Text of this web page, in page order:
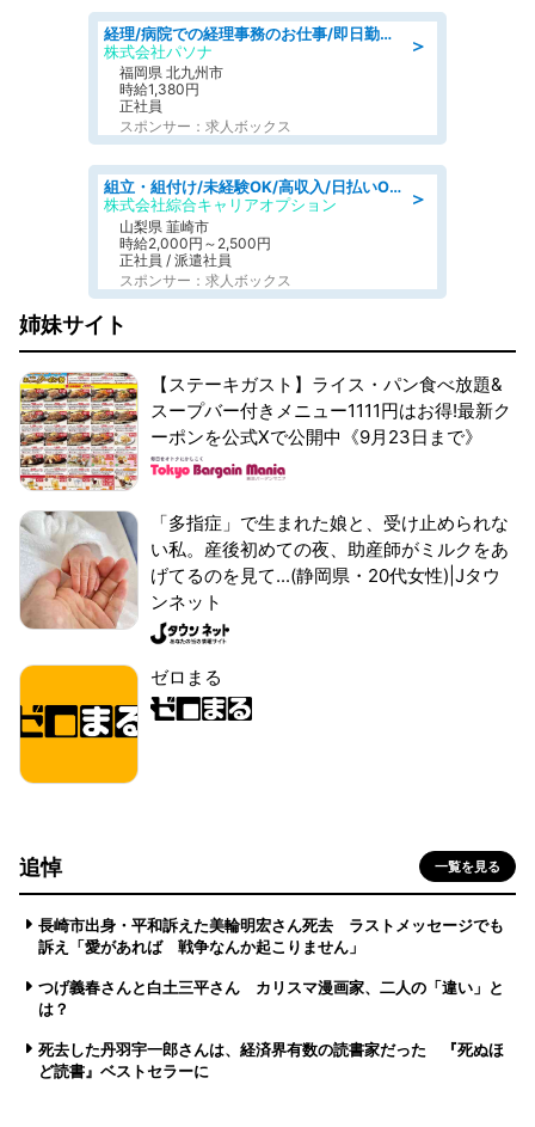
＞
経理/病院での経理事務のお仕事/即日勤務可/車通勤可/経理/一般事務
株式会社パソナ
福岡県 北九州市
時給1,380円
正社員
スポンサー：求人ボックス
＞
組立・組付け/未経験OK/高収入/日払いOK/寮費無料/日勤
株式会社綜合キャリアオプション
山梨県 韮崎市
時給2,000円～2,500円
正社員 / 派遣社員
スポンサー：求人ボックス
姉妹サイト
【ステーキガスト】ライス・パン食べ放題&
スープバー付きメニュー1111円はお得!最新ク
ーポンを公式Xで公開中《9月23日まで》
「多指症」で生まれた娘と、受け止められな
い私。産後初めての夜、助産師がミルクをあ
げてるのを見て...(静岡県・20代女性)|Jタウ
ンネット
ゼロまる
追悼 一覧を見る
長崎市出身・平和訴えた美輪明宏さん死去 ラストメッセージでも
訴え「愛があれば 戦争なんか起こりません」
つげ義春さんと白土三平さん カリスマ漫画家、二人の「違い」と
は？
死去した丹羽宇一郎さんは、経済界有数の読書家だった 『死ぬほ
ど読書』ベストセラーに